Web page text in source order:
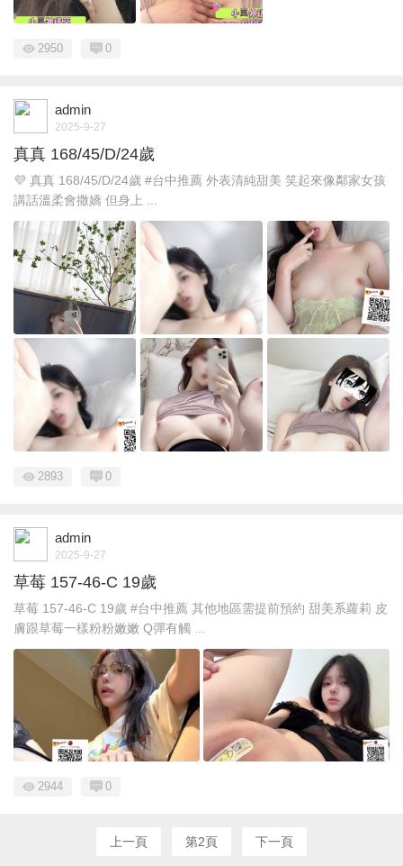
2950 0
admin
2025-9-27
真真 168/45/D/24歲
💜 真真 168/45/D/24歲 #台中推薦 外表清純甜美 笑起來像鄰家女孩
講話溫柔會撒嬌 但身上 ...
2893 0
admin
2025-9-27
草莓 157-46-C 19歲
草莓 157-46-C 19歲 #台中推薦 其他地區需提前預約 甜美系蘿莉 皮
膚跟草莓一樣粉粉嫩嫩 Q彈有觸 ...
2944 0
上一頁 第2頁 下一頁